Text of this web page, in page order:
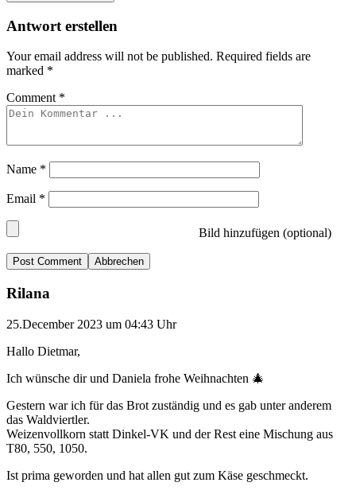
Antwort erstellen
Your email address will not be published. Required fields are
marked *
Comment *
Name *
Email *
Bild hinzufügen (optional)
Abbrechen
Rilana
25.December 2023 um 04:43 Uhr
Hallo Dietmar,
Ich wünsche dir und Daniela frohe Weihnachten 🎄
Gestern war ich für das Brot zuständig und es gab unter anderem
das Waldviertler.
Weizenvollkorn statt Dinkel-VK und der Rest eine Mischung aus
T80, 550, 1050.
Ist prima geworden und hat allen gut zum Käse geschmeckt.